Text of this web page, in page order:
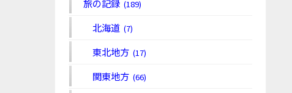
旅の記録 (189)
北海道 (7)
東北地方 (17)
関東地方 (66)